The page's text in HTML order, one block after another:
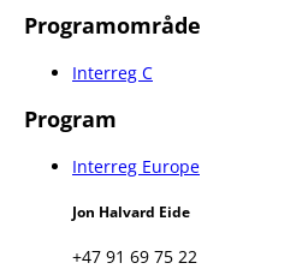
Programområde
Interreg C
Program
Interreg Europe
Jon Halvard Eide
+47 91 69 75 22